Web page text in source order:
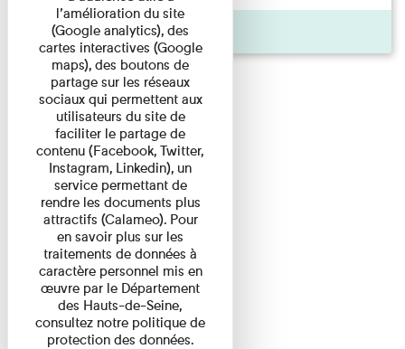
Pages
l’amélioration du site
(Google analytics), des
cartes interactives (Google
maps), des boutons de
partage sur les réseaux
sociaux qui permettent aux
utilisateurs du site de
faciliter le partage de
contenu (Facebook, Twitter,
Instagram, Linkedin), un
service permettant de
rendre les documents plus
attractifs (Calameo). Pour
en savoir plus sur les
traitements de données à
caractère personnel mis en
œuvre par le Département
des Hauts-de-Seine,
consultez notre politique de
protection des données.